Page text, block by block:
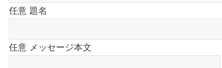
任意題名
任意メッセージ本文